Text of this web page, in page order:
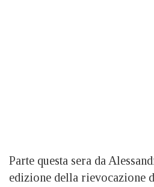
Parte questa sera da
edizione della rievocazione